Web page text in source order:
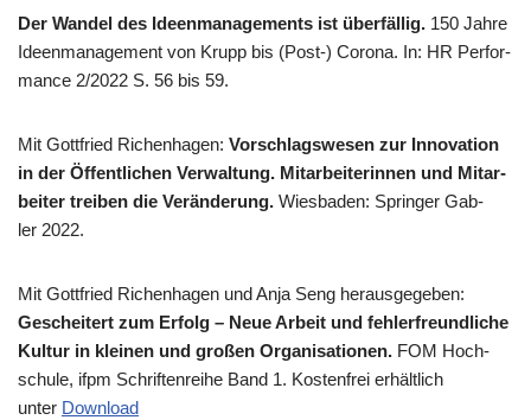
Der Wan­del des Ideen­ma­nage­ments ist über­fäl­lig. 150 Jah­re
Ideen­ma­nage­ment von Krupp bis (Post-) Coro­na. In: HR Per­for­
mance 2/​2022 S. 56 bis 59.
Mit Gott­fried Richen­ha­gen: Vor­schlags­we­sen zur Inno­va­ti­on
in der Öffent­li­chen Ver­wal­tung. Mit­ar­bei­te­rin­nen und Mit­ar­
bei­ter trei­ben die Ver­än­de­rung. Wies­ba­den: Sprin­ger Gab­
ler 2022.
Mit Gott­fried Richen­ha­gen und Anja Seng her­aus­ge­ge­ben:
Geschei­tert zum Erfolg – Neue Arbeit und feh­ler­freund­li­che
Kul­tur in klei­nen und gro­ßen Orga­ni­sa­tio­nen. FOM Hoch­
schu­le, ifpm Schrif­ten­rei­he Band 1. Kosten­frei erhält­lich
unter Down­load